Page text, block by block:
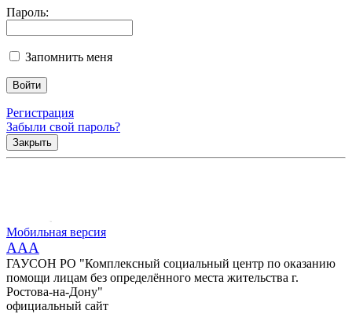
Пароль:
Запомнить меня
Регистрация
Забыли свой пароль?
Закрыть
Мобильная версия
AAA
ГАУСОН РО "Комплексный социальный центр по оказанию
помощи лицам без определённого места жительства г.
Ростова-на-Дону"
официальный сайт